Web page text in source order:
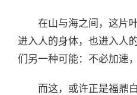
在山与海之间，这片
进入人的身体，也进入人
们另一种可能：不必加速
而这，或许正是福鼎